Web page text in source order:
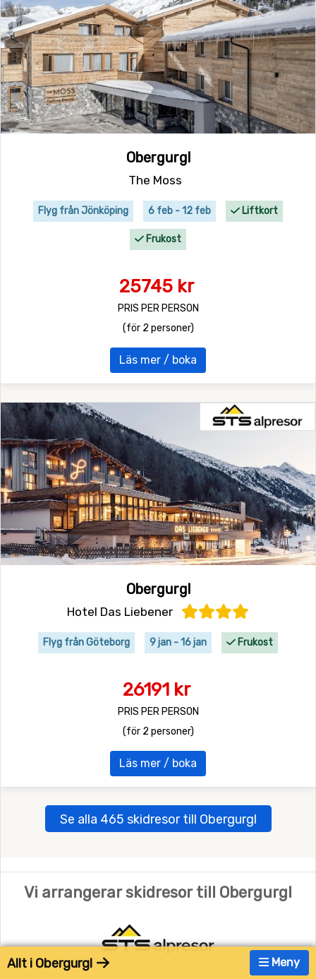
Obergurgl
The Moss
Flyg från Jönköping 6 feb - 12 feb Liftkort
Frukost
25745 kr
PRIS PER PERSON
(för 2 personer)
Läs mer / boka
Obergurgl
Hotel Das Liebener
Flyg från Göteborg 9 jan - 16 jan Frukost
26191 kr
PRIS PER PERSON
(för 2 personer)
Läs mer / boka
Se alla 465 skidresor till Obergurgl
Vi arrangerar skidresor till Obergurgl
Meny
Allt i Obergurgl